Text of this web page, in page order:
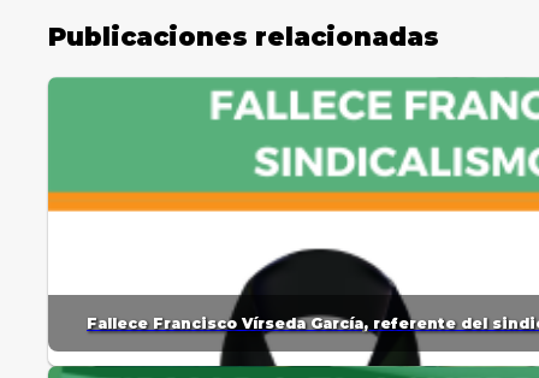
Publicaciones relacionadas
Fallece Francisco Vírseda García, referente del